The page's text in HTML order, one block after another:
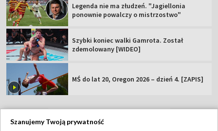
Legenda nie ma złudzeń. "Jagiellonia
ponownie powalczy o mistrzostwo"
Szybki koniec walki Gamrota. Został
zdemolowany [WIDEO]
MŚ do lat 20, Oregon 2026 – dzień 4. [ZAPIS]
Szanujemy Twoją prywatność